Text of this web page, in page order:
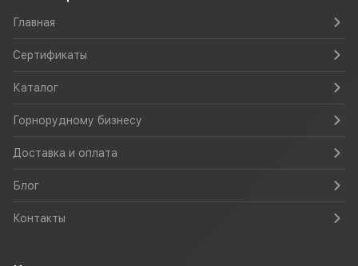
Главная
Сертификаты
Каталог
Горнорудному бизнесу
Доставка и оплата
Блог
Контакты